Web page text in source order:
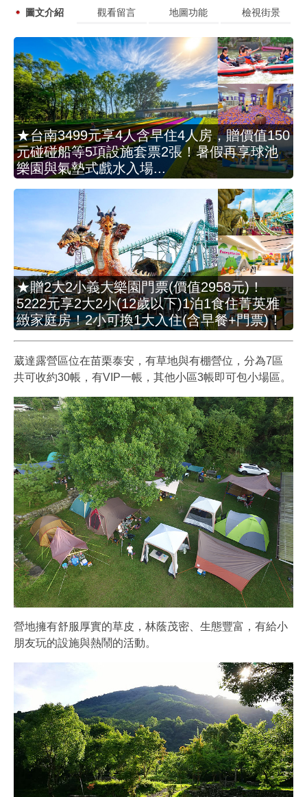
圖文介紹 觀看留言 地圖功能 檢視街景
★台南3499元享4人含早住4人房，贈價值150
元碰碰船等5項設施套票2張！暑假再享球池
樂園與氣墊式戲水入場...
★贈2大2小義大樂園門票(價值2958元)！
5222元享2大2小(12歲以下)1泊1食住菁英雅
緻家庭房！2小可換1大入住(含早餐+門票)！
葳達露營區位在苗栗泰安，有草地與有棚營位，分為7區
共可收約30帳，有VIP一帳，其他小區3帳即可包小場區。
營地擁有舒服厚實的草皮，林蔭茂密、生態豐富，有給小
朋友玩的設施與熱鬧的活動。